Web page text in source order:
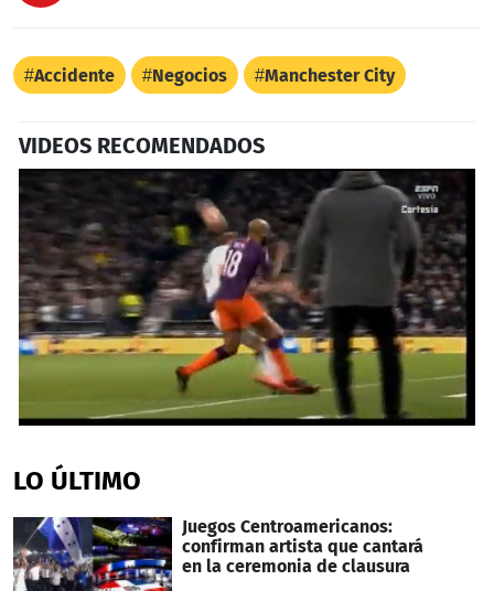
Accidente Negocios Manchester City
VIDEOS RECOMENDADOS
of
31
LO ÚLTIMO
Juegos Centroamericanos:
confirman artista que cantará
en la ceremonia de clausura